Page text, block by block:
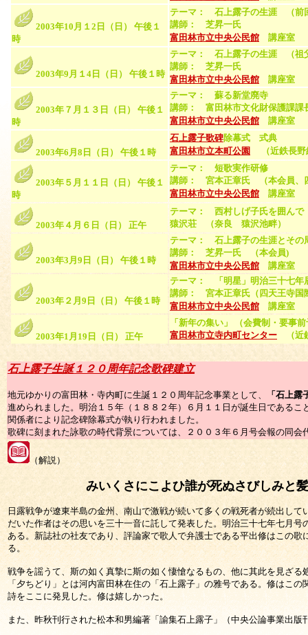
2003年10月１2日（日） 午後１
時
テーマ： 石上露子の生涯 （前
講師： 芝昇一氏
富田林市立中央公民館 講座室
2003年9月１4日（日） 午後１時
テーマ： 石上露子の生涯 （祖
講師： 芝昇一氏
富田林市立中央公民館 講座室
2003年７月１３日（日） 午後１
時
テーマ： 蘇る新堂廃寺
講師： 富田林市文化財保護課
富田林市立中央公民館 講座室
2003年6月8日（日） 午後１時
石上露子歌碑除幕式 式典
富田林市立本町公園
（近鉄長
2003年５月１１日（日） 午後１
時
テーマ： 短歌実作研修
講師： 宮本正章氏 （本会員、
富田林市立中央公民館 講座室
2003年４月６日（日） 正午
テーマ： 西村しげ子氏を囲んで
猿沢荘 （奈良 猿沢池畔）
2003年3月9日（日） 午後１時
テーマ： 石上露子の生涯とそ
講師： 芝昇一氏 （本会員)
富田林市立中央公民館 講座室
2003年２月9日（日） 午後１時
テーマ： 「明星」明治三十七
講師： 宮本正章氏（四天王寺国
富田林市立中央公民館 講座室
2003年1月19日（日） 正午
「新年の集い」 （会費制・要事
富田林市立寺内町センター （近
石上露子生誕１２０周年記念歌碑建立
地元ゆかりの富田林・寺内町に生誕１２０周年記念事業として、
「石上露
進められました。明治１５年（１８８２年）６月１１日が誕生日である
関係者により記念碑除幕式が執り行われました。
歌碑に刻まれた詠歌の時代背景については、２００３年６月号会報の同
（解説）
みいくさにこよひ誰が死ぬさびしみと
日露戦争が遼東半島の金州、南山で激戦が続いて多くの戦死者が続出し
だいた作者はその思いを三十一音に託して発表した。明治三十七年七月
ある。新誌社の社友であり、評論家で歌人で弁護士である平出修はこの
る。
戦争を謡うて、斯の如く真摯に斯の如く悽愴なるもの、他に其此を見ざ
「夕ちどり」とは河内富田林在住の「石上露子」の雅号である。修はこ
詩をここに発見した。修は嬉しかった。
また、昨秋刊行された松本和男編著「諭集石上露子」（中央公論事業出